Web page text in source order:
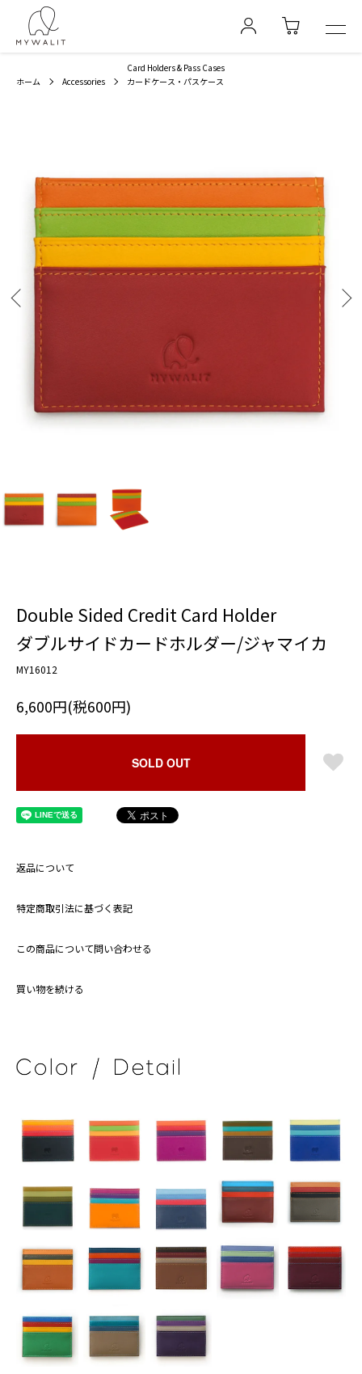
ホーム Accessories
Card Holders & Pass Cases
カードケース・パスケース
Double Sided Credit Card Holder
ダブルサイドカードホルダー/ジャマイカ
MY16012
6,600円(税600円)
SOLD OUT
返品について
特定商取引法に基づく表記
この商品について問い合わせる
買い物を続ける